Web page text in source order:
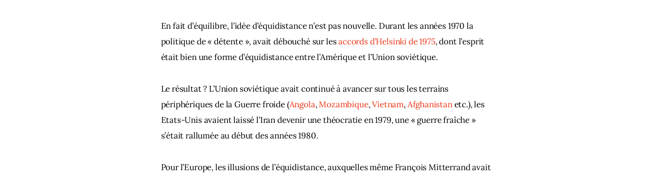
En fait d’équilibre, l’idée d’équidistance n’est pas nouvelle. Durant les années 1970 la
politique de « détente », avait débouché sur les accords d’Helsinki de 1975, dont l’esprit
était bien une forme d’équidistance entre l’Amérique et l’Union soviétique.
Le résultat ? L’Union soviétique avait continué à avancer sur tous les terrains
périphériques de la Guerre froide (Angola, Mozambique, Vietnam, Afghanistan etc.), les
Etats-Unis avaient laissé l’Iran devenir une théocratie en 1979, une « guerre fraîche »
s’était rallumée au début des années 1980.
Pour l’Europe, les illusions de l’équidistance, auxquelles même François Mitterrand avait